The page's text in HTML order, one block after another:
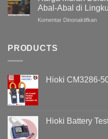
Pada
Hari
&
Hioki
Abal-Abal di
Komentar Dinonaktifkanpada
HT
PRODUCTS
Hioki CM3286-
Hioki Battery